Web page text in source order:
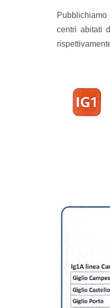
Pubblichiamo
centri abitati